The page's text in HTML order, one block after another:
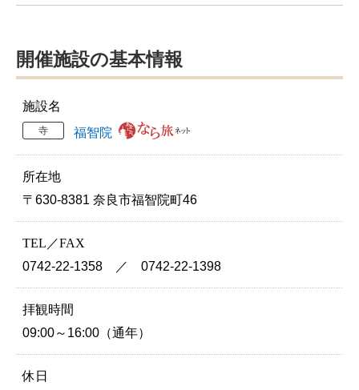
開催施設の基本情報
施設名
寺 福智院
所在地
〒630-8381 奈良市福智院町46
TEL／FAX
0742-22-1358 ／ 0742-22-1398
拝観時間
09:00～16:00（通年）
休日